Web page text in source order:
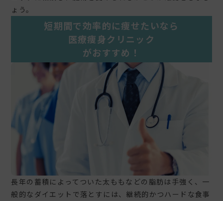
ょう。
短期間で効率的に痩せたいなら
医療痩身クリニック
がおすすめ！
長年の蓄積によってついた太ももなどの脂肪は手強く、一
般的なダイエットで落とすには、継続的かつハードな食事